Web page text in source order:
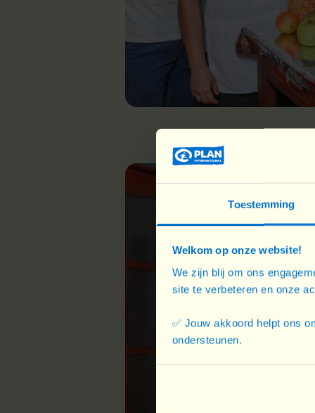
Toestemming
Welkom op onze website!
We zijn blij om ons
site te verbeteren en onze
✅ Jouw akkoord helpt ons
ondersteunen.